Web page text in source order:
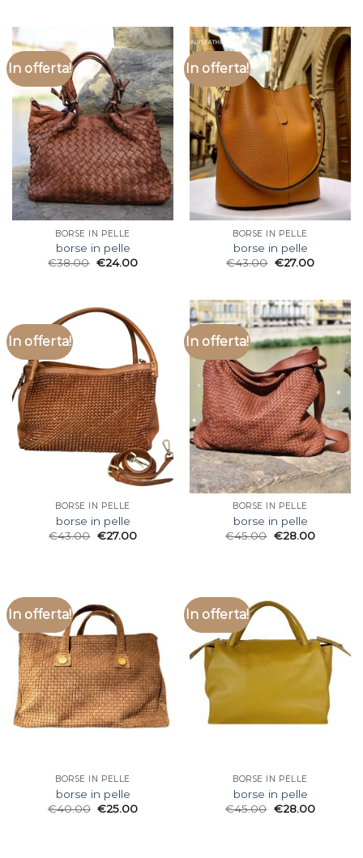
In offerta!
BORSE IN PELLE
borse in pelle
€38.00 €24.00
In offerta!
BORSE IN PELLE
borse in pelle
€43.00 €27.00
In offerta!
BORSE IN PELLE
borse in pelle
€43.00 €27.00
In offerta!
BORSE IN PELLE
borse in pelle
€45.00 €28.00
In offerta!
BORSE IN PELLE
borse in pelle
€40.00 €25.00
In offerta!
BORSE IN PELLE
borse in pelle
€45.00 €28.00